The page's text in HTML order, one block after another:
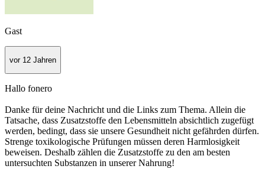
Gast
vor 12 Jahren
Hallo fonero
Danke für deine Nachricht und die Links zum Thema. Allein die
Tatsache, dass Zusatzstoffe den Lebensmitteln absichtlich zugefügt
werden, bedingt, dass sie unsere Gesundheit nicht gefährden dürfen.
Strenge toxikologische Prüfungen müssen deren Harmlosigkeit
beweisen. Deshalb zählen die Zusatzstoffe zu den am besten
untersuchten Substanzen in unserer Nahrung!